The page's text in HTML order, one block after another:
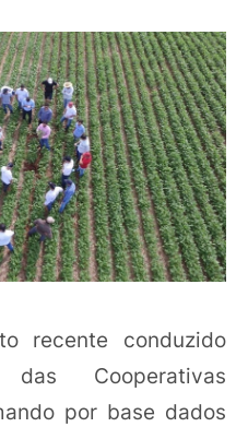
recente conduzido
Cooperativas
por base dados